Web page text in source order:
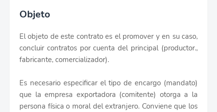
Objeto
El objeto de este contrato es el promover y en su caso,
concluir contratos por cuenta del principal (productor.,
fabricante, comercializador).
Es necesario especificar el tipo de encargo (mandato)
que la empresa exportadora (comitente) otorga a la
persona física o moral del extranjero. Conviene que los